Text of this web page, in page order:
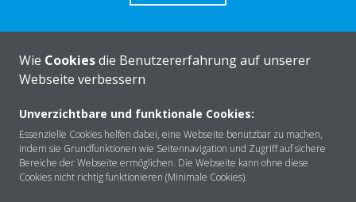
KONTAKTIEREN SIE UNS
Über DAIKIN
Wie Cookiesdie Benutzererfahrung auf unserer
Webseite verbessern
Unverzichtbare und funktionale Cookies:
Essenzielle Cookies helfen dabei, eine Webseite benutzbar zu machen,
indem sie Grundfunktionen wie Seitennavigation und Zugriff auf sichere
Bereiche der Webseite ermöglichen. Die Webseite kann ohne diese
Cookies nicht richtig funktionieren (Minimale Cookies).